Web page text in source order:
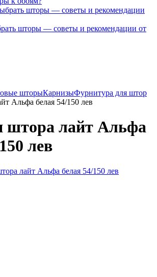
шторы — советы и рекомендации от
шторыКарнизыФурнитура для штор
Альфа белая 54/150 лев
штора лайт Альфа
лев